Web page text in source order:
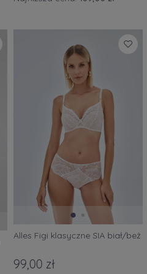
Alles Figi klasyczne SIA biał/beż
99,00 zł